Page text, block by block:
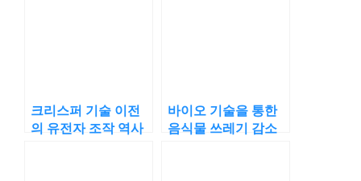
크리스퍼 기술 이전
의 유전자 조작 역사
바이오 기술을 통한
음식물 쓰레기 감소